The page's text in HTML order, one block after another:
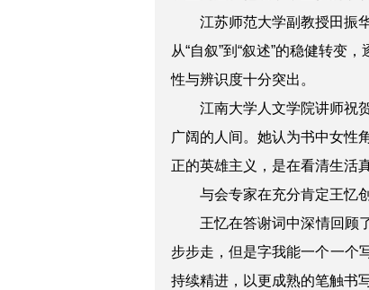
江苏师范大学副教授田振
从“自叙”到“叙述”的稳健转变
性与辨识度十分突出。
江南大学人文学院讲师祝
广阔的人间。她认为书中女性
正的英雄主义，是在看清生活
与会专家在充分肯定王忆
王忆在答谢词中深情回顾
步步走，但是字我能一个一个
持续精进，以更成熟的笔触书